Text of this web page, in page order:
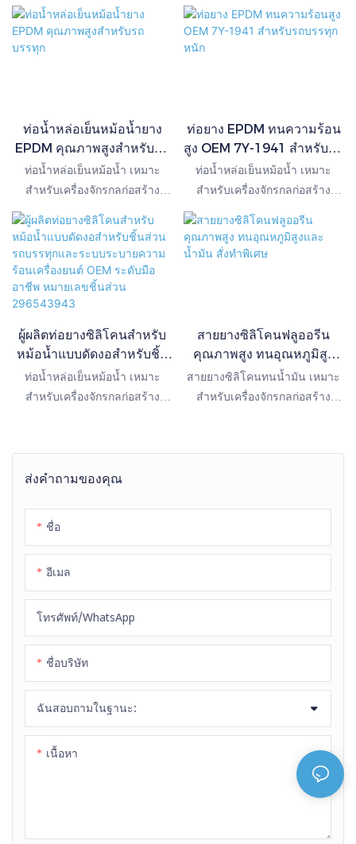
ส่งคำถามของคุณ
ชื่อ
อีเมล
โทรศัพท์/WhatsApp
ชื่อบริษัท
ฉันสอบถามในฐานะ:
เนื้อหา
เสถียรภาพในการไหลของอากาศ
ที่ดีกว่า และมีอายุการใช้งาน
ยาวนานกว่าอย่างเห็นได้ชัด ช่วย
หลายในระบบดูดอากาศของรถ
ขุด รถตัก รถดันดิน และ
เครื่องจักรนอกถนนอื่นๆ
แต่งได้ตามแบบหรือตัวอย่าง
นอกจากนี้ ยังสามารถผลิตยาง
แต่งได้ตามแบบหรือตัวอย่าง
นอกจากนี้ ยังสามารถผลิตยาง
ท่อน้ำหล่อเย็นหม้อน้ำยาง
EPDM คุณภาพสูงสำหรับรถ
บรรทุก
ท่อน้ำหล่อเย็นหม้อน้ำ เหมาะ
สำหรับเครื่องจักรกลก่อสร้าง
หลายประเภท สามารถปรับแต่ง
ได้ตามแบบหรือตัวอย่าง นอกจาก
นี้ยังสามารถผลิตยาง OEM ได้
หลายชนิด
ท่อยาง EPDM ทนความร้อน
สูง OEM 7Y-1941 สำหรับรถ
บรรทุกหนัก
ท่อน้ำหล่อเย็นหม้อน้ำ เหมาะ
สำหรับเครื่องจักรกลก่อสร้าง
หลากหลายประเภท สามารถปรับ
แต่งได้ตามแบบหรือตัวอย่าง
นอกจากนี้ ยังสามารถผลิตยาง
ผู้ผลิตท่อยางซิลิโคนสำหรับ
หม้อน้ำแบบดัดงอสำหรับชิ้น
ส่วนรถบรรทุกและระบบ
ระบายความร้อนเครื่องยนต์
296543943
ท่อน้ำหล่อเย็นหม้อน้ำ เหมาะ
สำหรับเครื่องจักรกลก่อสร้าง
นอกจากนี้ ยังสามารถผลิตยาง
OEM ได้หลายชนิด
สายยางซิลิโคนฟลูออรีน
คุณภาพสูง ทนอุณหภูมิสูง
และน้ำมัน สั่งทำพิเศษ
สายยางซิลิโคนทนน้ำมัน เหมาะ
สำหรับเครื่องจักรกลก่อสร้าง
เป็นซิลิโคนฟลูออรีน ชั้นนอกเป็น